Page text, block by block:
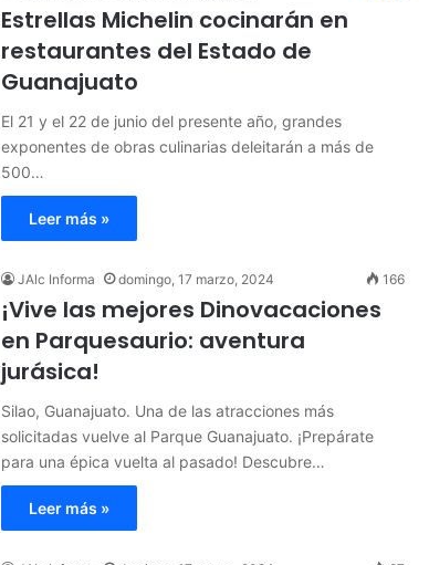
Estrellas Michelin cocinarán en
restaurantes del Estado de
Guanajuato
El 21 y el 22 de junio del presente año, grandes
exponentes de obras culinarias deleitarán a más de
500…
Leer más »
JAlc Informa domingo, 17 marzo, 2024 166
¡Vive las mejores Dinovacaciones
en Parquesaurio: aventura
jurásica!
Silao, Guanajuato. Una de las atracciones más
solicitadas vuelve al Parque Guanajuato. ¡Prepárate
para una épica vuelta al pasado! Descubre…
Leer más »